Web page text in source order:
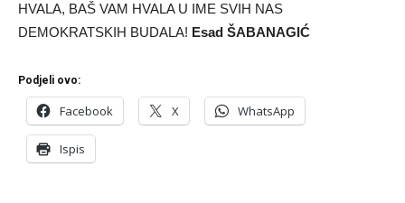
HVALA, BAŠ VAM HVALA U IME SVIH NAS
DEMOKRATSKIH BUDALA! Esad ŠABANAGIĆ
Podjeli ovo:
Facebook X WhatsApp
Ispis